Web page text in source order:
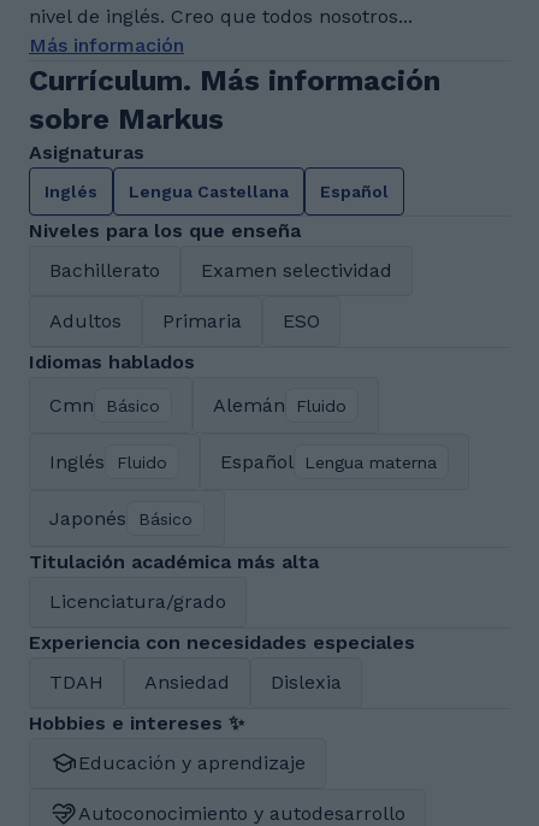
nivel de inglés. Creo que todos nosotros...
Más información
Currículum. Más información
sobre Markus
Asignaturas
Inglés Lengua Castellana Español
Niveles para los que enseña
Bachillerato
Examen selectividad
Adultos Primaria
ESO
Idiomas hablados
Cmn
Básico Alemán Fluido
Inglés Fluido Español Lengua materna
Japonés Básico
Titulación académica más alta
Licenciatura/grado
Experiencia con necesidades especiales
TDAH
Ansiedad
Dislexia
Hobbies e intereses ✨
Educación y aprendizaje
Autoconocimiento y autodesarrollo